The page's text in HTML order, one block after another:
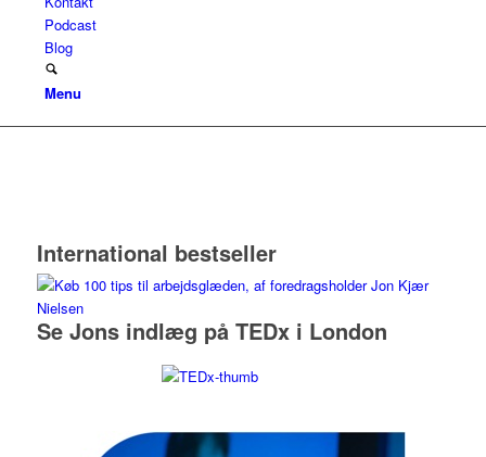
Podcast
Blog
Menu
International bestseller
Se Jons indlæg på TEDx i London